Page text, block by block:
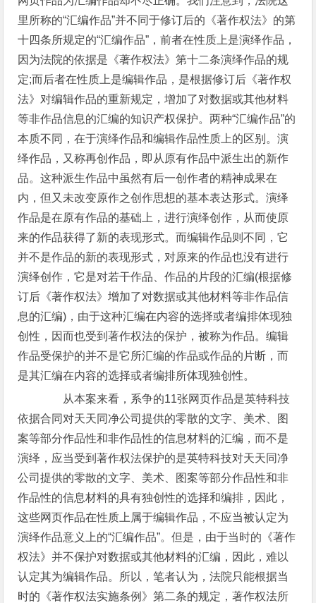
里所称的“汇编作品”并不同于修订后的《著作权法》的第
十四条所规定的“汇编作品”，前者在性质上是演绎作品，
因为法院的依据是《著作权法》第十二条演绎作品的规
定;而后者在性质上是编辑作品，是根据修订后《著作权
法》对编辑作品的重新规定，增加了对数据或其他材料
等非作品信息的汇编的知识产权保护。两种“汇编作品”的
本质不同，在于演绎作品和编辑作品性质上的区别。演
绎作品，又称再创作品，即从原有作品中派生出的新作
品。这种派生作品中虽然有后一创作者的精神成果在
内，但又未改变原作之创作思想的基本表达形式。演绎
作品是在原有作品的基础上，进行演绎创作，从而使原
来的作品获得了新的表现形式。而编辑作品则不同，它
并不是作品的新的表现形式，对原来的作品也没有进行
演绎创作，它是对若干作品、作品的片段的汇编(根据修
订后《著作权法》增加了对数据或其他材料等非作品信
息的汇编)，由于这种汇编在内容的选择或者编排体现独
创性，因而也受到著作权法的保护，被称为作品。编辑
作品受保护的并不是它所汇编的作品或作品的片断，而
是其汇编在内容的选择或者编排所体现独创性。
从本案来看，系争的11张网页作品是英特科技
依据合同对天天同净公司提供的零散的文字、美术、图
案等部分作品性和非作品性的信息材料的汇编，而不是
演绎，应当受到著作权法保护的是英特科技对天天同净
公司提供的零散的文字、美术、图案等部分作品性和非
作品性的信息材料的具有独创性的选择和编排，因此，
这些网页作品在性质上属于编辑作品，不应当被认定为
演绎作品意义上的“汇编作品”。但是，由于当时的《著作
权法》并不保护对数据或其他材料的汇编，因此，难以
认定其为编辑作品。所以，笔者认为，法院只能根据当
时的《著作权法实施条例》第二条的规定，著作权法所